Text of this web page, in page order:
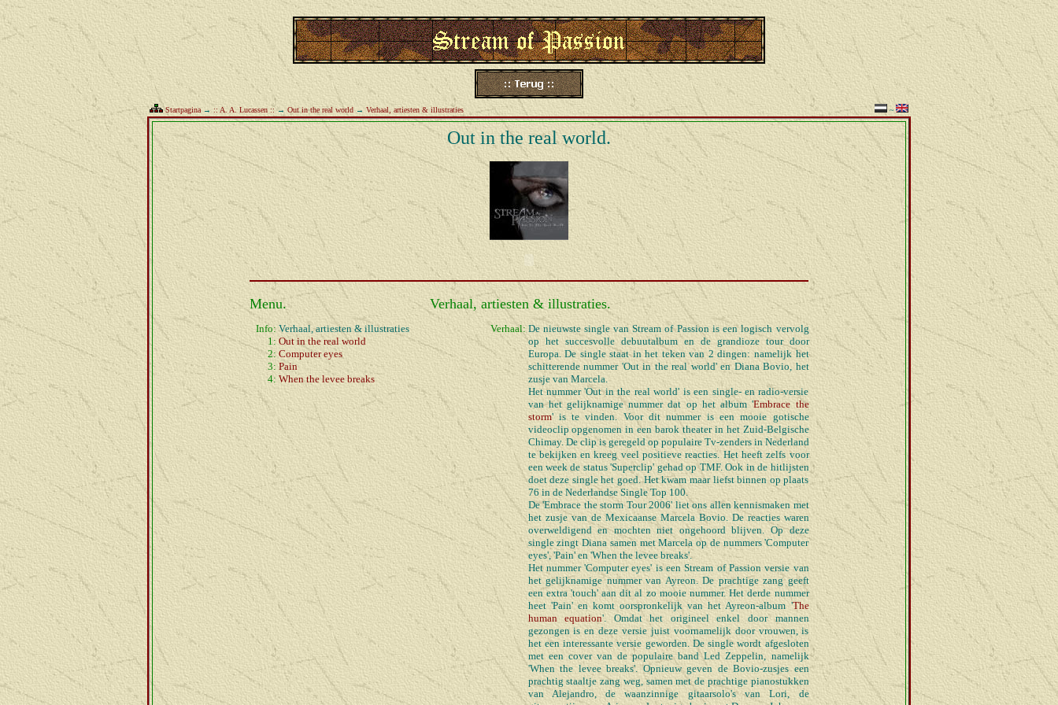
Startpagina → :: A. A. Lucassen ::→Out in the real world→Verhaal, artiesten & illustraties ~
Out in the real world.
Menu. Verhaal, artiesten & illustraties.
Info:
1:
2:
3:
4:
Verhaal, artiesten & illustraties
Out in the real world
Computer eyes
Pain
When the levee breaks
Verhaal: De nieuwste single van Stream of Passion is een logisch vervolg
op het succesvolle debuutalbum en de grandioze tour door
Europa. De single staat in het teken van 2 dingen: namelijk het
schitterende nummer 'Out in the real world' en Diana Bovio, het
zusje van Marcela.
Het nummer 'Out in the real world' is een single- en radio-versie
van het gelijknamige nummer dat op het album 'Embrace the
storm' is te vinden. Voor dit nummer is een mooie gotische
videoclip opgenomen in een barok theater in het Zuid-Belgische
Chimay. De clip is geregeld op populaire Tv-zenders in Nederland
te bekijken en kreeg veel positieve reacties. Het heeft zelfs voor
een week de status 'Superclip' gehad op TMF. Ook in de hitlijsten
doet deze single het goed. Het kwam maar liefst binnen op plaats
76 in de Nederlandse Single Top 100.
De 'Embrace the storm Tour 2006' liet ons allen kennismaken met
het zusje van de Mexicaanse Marcela Bovio. De reacties waren
overweldigend en mochten niet ongehoord blijven. Op deze
single zingt Diana samen met Marcela op de nummers 'Computer
eyes', 'Pain' en 'When the levee breaks'.
Het nummer 'Computer eyes' is een Stream of Passion versie van
het gelijknamige nummer van Ayreon. De prachtige zang geeft
een extra 'touch' aan dit al zo mooie nummer. Het derde nummer
heet 'Pain' en komt oorspronkelijk van het Ayreon-album 'The
human equation'. Omdat het origineel enkel door mannen
gezongen is en deze versie juist voornamelijk door vrouwen, is
het een interessante versie geworden. De single wordt afgesloten
met een cover van de populaire band Led Zeppelin, namelijk
'When the levee breaks'. Opnieuw geven de Bovio-zusjes een
prachtig staaltje zang weg, samen met de prachtige pianostukken
van Alejandro, de waanzinnige gitaarsolo's van Lori, de